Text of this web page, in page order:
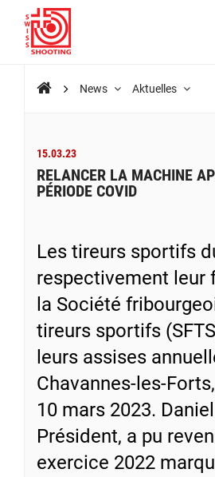
News Aktuelles
15.03.23
RELANCER LA MACHINE
PÉRIODE COVID
Les tireurs sportifs
respectivement leur
la Société
tireurs sportifs
leurs assises
Chavannes-les-
10 mars 2023.
Président, a pu
exercice 2022